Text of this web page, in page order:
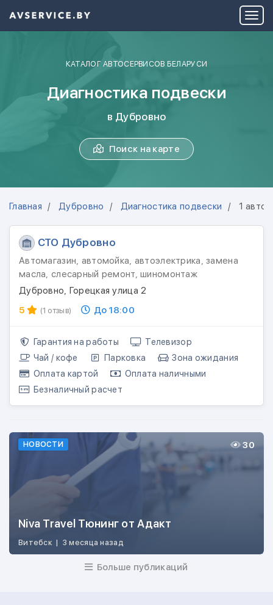
КАТАЛОГ АВТОСЕРВИСОВ БЕЛАРУСИ
Диагностика подвески
в Дубровно
Поиск на карте
Главная Дубровно Диагностика подвески 1
СТО Дубровно
Автомагазин, автомойка, автоэлектрика, замена
масла, слесарный ремонт, шиномонтаж
Дубровно, Горецкая улица 2
5
(1 отзыв) До 18:00
Гарантия на работы
Телевизор
Чай / кофе
Парковка
Зона ожидания
Оплата картой
Оплата наличными
Безналичный расчет
НОВОСТИ
Niva Travel Тюнинг от Адакт
Витебск | 3 месяца назад
30
Больше публикаций